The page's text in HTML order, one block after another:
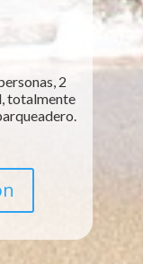
2
totalmente